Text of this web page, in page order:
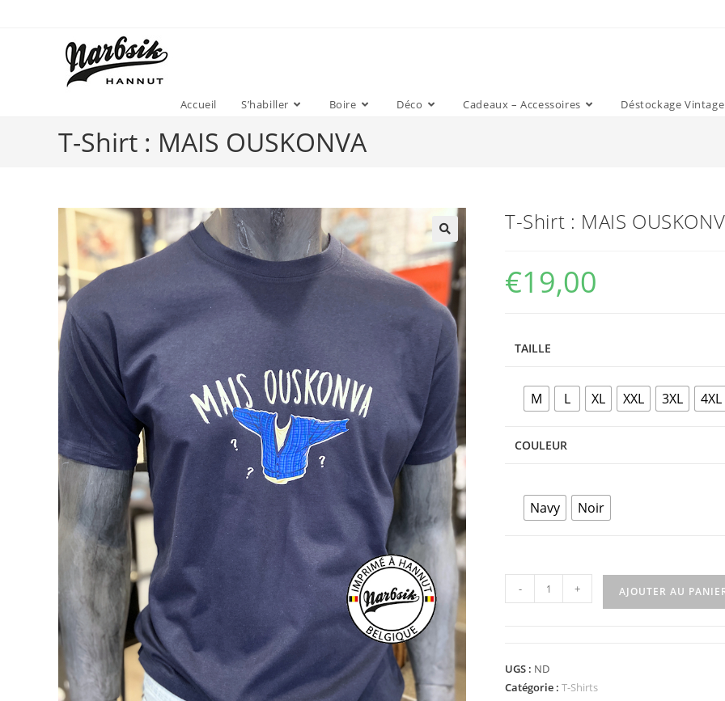
Accueil S’habiller Boire Déco Cadeaux – Accessoires Déstockage Vintage
T-Shirt : MAIS OUSKONVA
T-Shirt : MAIS
€19,00
TAILLE
M L XL XXL 3XL 4XL
COULEUR
Navy Noir
- + AJOUTER AU
UGS : ND
Catégorie : T-Shirts